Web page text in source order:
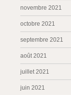
novembre 2021
octobre 2021
septembre 2021
août 2021
juillet 2021
juin 2021